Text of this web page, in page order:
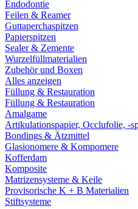
Endodontie
Feilen & Reamer
Guttaperchaspitzen
Papierspitzen
Sealer & Zemente
Wurzelfüllmaterialien
Zubehör und Boxen
Alles anzeigen
Füllung & Restauration
Füllung & Restauration
Amalgame
Artikulationspapier, Occlufolie, -
Bondings & Ätzmittel
Glasionomere & Kompomere
Kofferdam
Komposite
Matrizensysteme & Keile
Provisorische K + B Materialien
Stiftsysteme